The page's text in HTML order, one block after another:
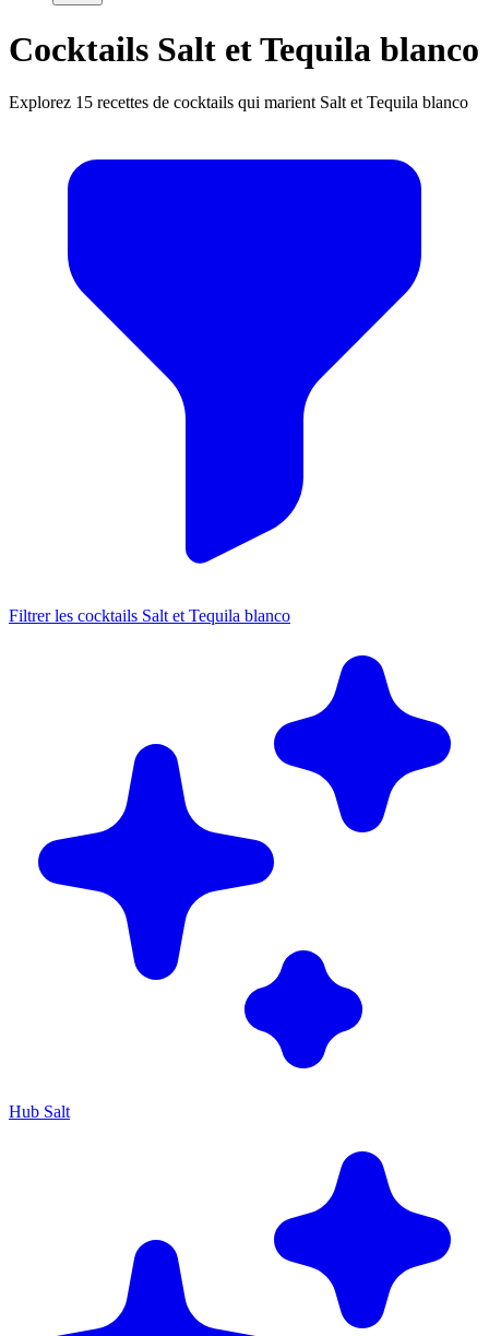
Cocktails Salt et Tequila blanco
Explorez 15 recettes de cocktails qui marient Salt et Tequila blanco
Filtrer les cocktails Salt et Tequila blanco
Hub Salt